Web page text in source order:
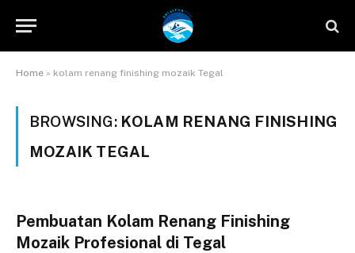
Home » kolam renang finishing mozaik Tegal
BROWSING: KOLAM RENANG FINISHING
MOZAIK TEGAL
Pembuatan Kolam Renang Finishing
Mozaik Profesional di Tegal